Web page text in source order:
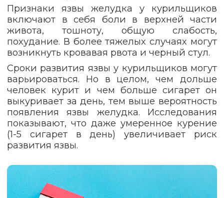
Признаки язвы желудка у курильщиков
включают в себя боли в верхней части
живота, тошноту, общую слабость,
похудание. В более тяжелых случаях могут
возникнуть кровавая рвота и черный стул.
Сроки развития язвы у курильщиков могут
варьироваться. Но в целом, чем дольше
человек курит и чем больше сигарет он
выкуривает за день, тем выше вероятность
появления язвы желудка. Исследования
показывают, что даже умеренное курение
(1-5 сигарет в день) увеличивает риск
развития язвы.